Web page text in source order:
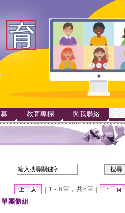
教育專欄 與我聯絡
| 1 - 6筆，共6筆 |
團體組